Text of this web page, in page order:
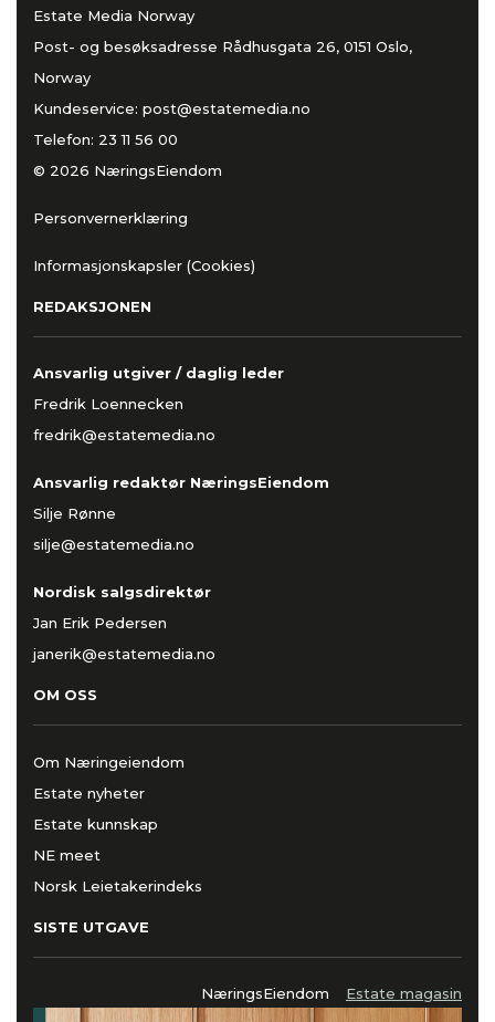
Estate Media Norway
Post- og besøksadresse Rådhusgata 26, 0151 Oslo,
Norway
Kundeservice: post@estatemedia.no
Telefon: 23 11 56 00
© 2026 NæringsEiendom
Personvernerklæring
Informasjonskapsler (Cookies)
REDAKSJONEN
Ansvarlig utgiver / daglig leder
Fredrik Loennecken
fredrik@estatemedia.no
Ansvarlig redaktør NæringsEiendom
Silje Rønne
silje@estatemedia.no
Nordisk salgsdirektør
Jan Erik Pedersen
janerik@estatemedia.no
OM OSS
Om Næringeiendom
Estate nyheter
Estate kunnskap
NE meet
Norsk Leietakerindeks
SISTE UTGAVE
NæringsEiendom Estate magasin